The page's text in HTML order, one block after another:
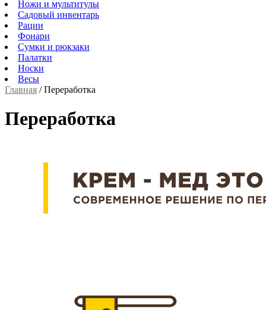
Ножи и мультитулы
Садовый инвентарь
Рации
Фонари
Сумки и рюкзаки
Палатки
Носки
Весы
Главная /Переработка
Переработка